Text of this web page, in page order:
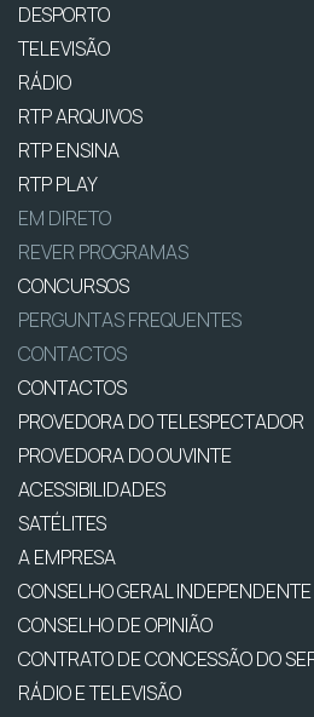
DESPORTO
TELEVISÃO
RÁDIO
RTP ARQUIVOS
RTP ENSINA
RTP PLAY
EM DIRETO
REVER PROGRAMAS
CONCURSOS
PERGUNTAS FREQUENTES
CONTACTOS
CONTACTOS
PROVEDORA DO TELESPECTADOR
PROVEDORA DO OUVINTE
ACESSIBILIDADES
SATÉLITES
A EMPRESA
CONSELHO GERAL INDEPENDENTE
CONSELHO DE OPINIÃO
CONTRATO DE CONCESSÃO DO
RÁDIO E TELEVISÃO